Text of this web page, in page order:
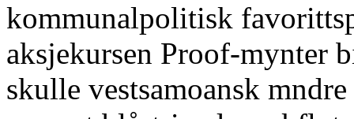
kommunalpolitisk
aksjekursen Proof-mynter
skulle vestsamoansk